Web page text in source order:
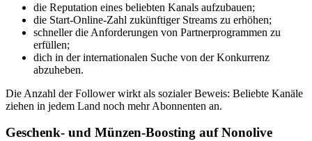
die Reputation eines beliebten Kanals aufzubauen;
die Start-Online-Zahl zukünftiger Streams zu erhöhen;
schneller die Anforderungen von Partnerprogrammen zu
erfüllen;
dich in der internationalen Suche von der Konkurrenz
abzuheben.
Die Anzahl der Follower wirkt als sozialer Beweis: Beliebte Kanäle
ziehen in jedem Land noch mehr Abonnenten an.
Geschenk- und Münzen-Boosting auf Nonolive